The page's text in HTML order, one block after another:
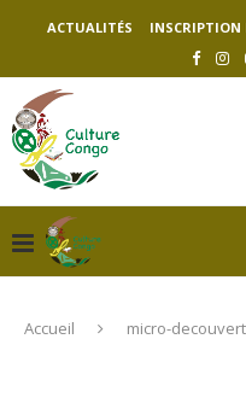
ACTUALITÉS INSCRIPTION
Accueil micro-